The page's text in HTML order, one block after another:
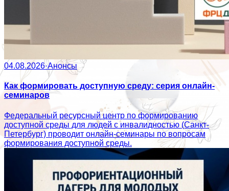
04.08.2026·Анонсы
Как формировать доступную среду: серия онлайн-
семинаров
Федеральный ресурсный центр по формированию
доступной среды для людей с инвалидностью (Санкт-
Петербург) проводит онлайн-семинары по вопросам
формирования доступной среды.